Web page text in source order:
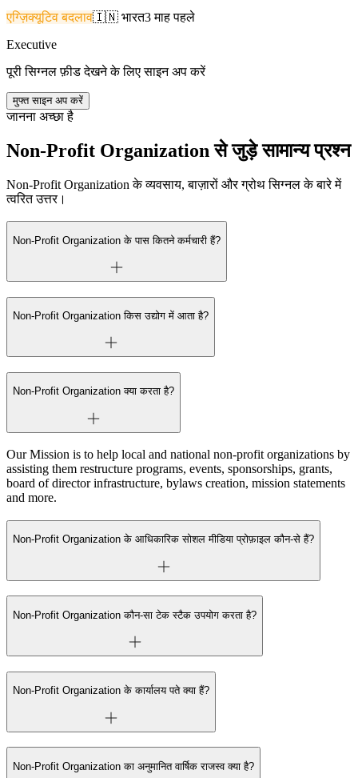
एग्ज़िक्यूटिव बदलाव🇮🇳 भारत3 माह पहले
Executive
पूरी सिग्नल फ़ीड देखने के लिए साइन अप करें
मुफ्त साइन अप करें
जानना अच्छा है
Non-Profit Organization से जुड़े सामान्य प्रश्न
Non-Profit Organization के व्यवसाय, बाज़ारों और ग्रोथ सिग्नल के बारे में
त्वरित उत्तर।
Non-Profit Organization के पास कितने कर्मचारी हैं?
Non-Profit Organization किस उद्योग में आता है?
Non-Profit Organization क्या करता है?
Our Mission is to help local and national non-profit organizations by
assisting them restructure programs, events, sponsorships, grants,
board of director infrastructure, bylaws creation, mission statements
and more.
Non-Profit Organization के आधिकारिक सोशल मीडिया प्रोफ़ाइल कौन-से हैं?
Non-Profit Organization कौन-सा टेक स्टैक उपयोग करता है?
Non-Profit Organization के कार्यालय पते क्या हैं?
Non-Profit Organization का अनुमानित वार्षिक राजस्व क्या है?